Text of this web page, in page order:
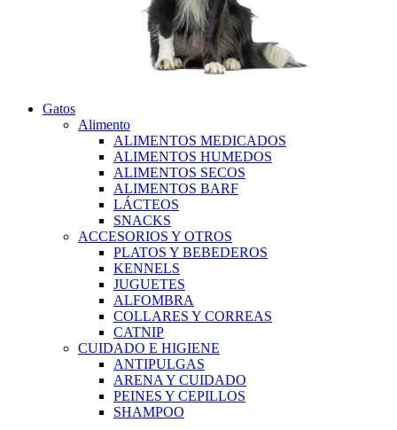
Gatos
Alimento
ALIMENTOS MEDICADOS
ALIMENTOS HUMEDOS
ALIMENTOS SECOS
ALIMENTOS BARF
LÁCTEOS
SNACKS
ACCESORIOS Y OTROS
PLATOS Y BEBEDEROS
KENNELS
JUGUETES
ALFOMBRA
COLLARES Y CORREAS
CATNIP
CUIDADO E HIGIENE
ANTIPULGAS
ARENA Y CUIDADO
PEINES Y CEPILLOS
SHAMPOO